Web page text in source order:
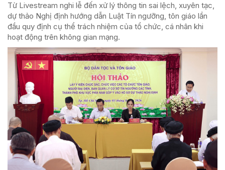
Từ Livestream nghi lễ đến xử lý thông tin sai lệch, xuyên tạc,
dự thảo Nghị định hướng dẫn Luật Tín ngưỡng, tôn giáo lần
đầu quy định cụ thể trách nhiệm của tổ chức, cá nhân khi
hoạt động trên không gian mạng.